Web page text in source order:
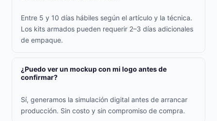
Entre 5 y 10 días hábiles según el artículo y la técnica.
Los kits armados pueden requerir 2–3 días adicionales
de empaque.
¿Puedo ver un mockup con mi logo antes de
confirmar?
Sí, generamos la simulación digital antes de arrancar
producción. Sin costo y sin compromiso de compra.